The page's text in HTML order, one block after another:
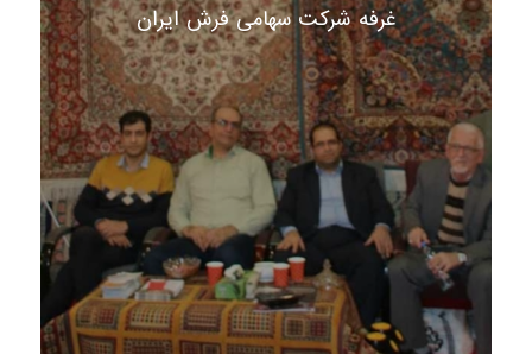
غرفه شرکت سهامی فرش ایران